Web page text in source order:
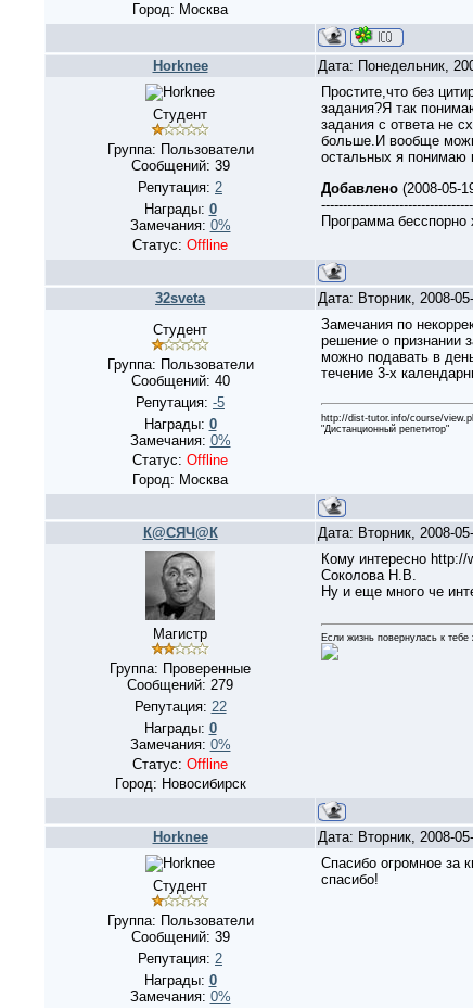
Город: Москва
Horknee Дата: Понедельник,
Студент
Группа: Пользователи
Сообщений: 39
Репутация: 2
Награды: 0
Замечания: 0%
Статус: Offline
Простите,что без
задания?Я так
задания с ответа не
больше.И вообще
остальных я понимаю
Добавлено (2008-05-
Программа бесспорно
32sveta Дата: Вторник, 2008-
Студент
Группа: Пользователи
Сообщений: 40
Репутация: -5
Награды: 0
Замечания: 0%
Статус: Offline
Город: Москва
Замечания по
решение о признании
можно подавать в
течение 3-х
http://dist-tutor.info/course/
"Дистанционный репетитор"
К@СЯЧ@К Дата: Вторник, 2008-
Магистр
Группа: Проверенные
Сообщений: 279
Репутация: 22
Награды: 0
Замечания: 0%
Статус: Offline
Город: Новосибирск
Кому интересно
Соколова Н.В.
Ну и еще много че
Если жизнь повернулась к
Horknee Дата: Вторник, 2008-
Студент
Группа: Пользователи
Сообщений: 39
Репутация: 2
Награды: 0
Замечания: 0%
Спасибо огромное за
спасибо!